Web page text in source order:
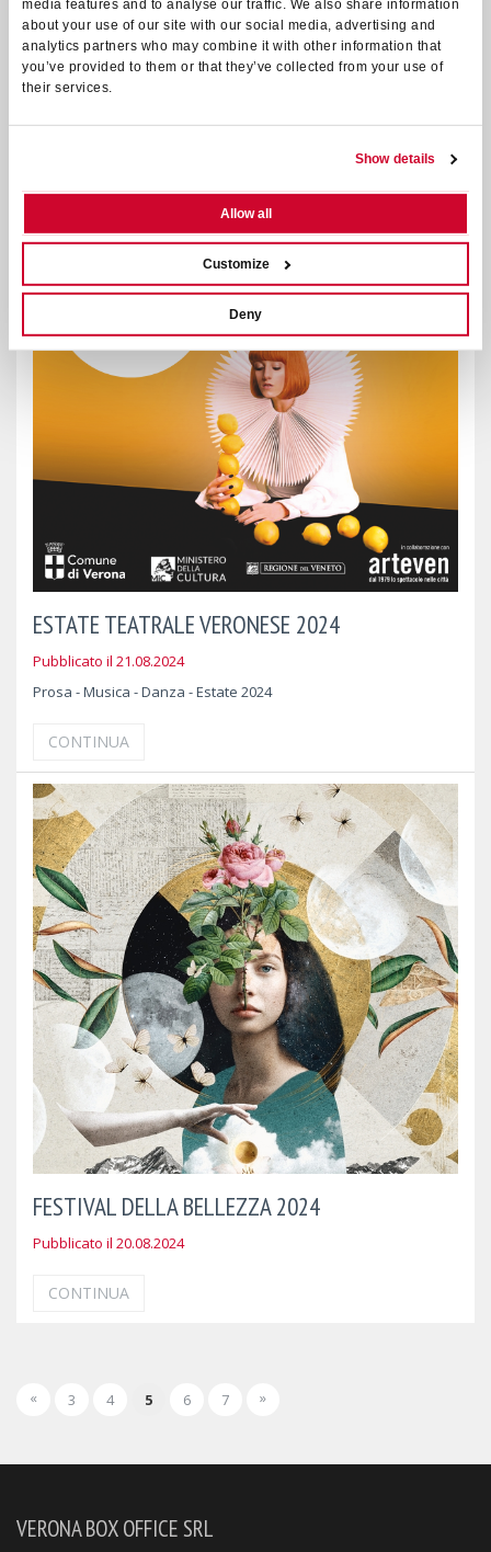
media features and to analyse our traffic. We also share information
about your use of our site with our social media, advertising and
analytics partners who may combine it with other information that
you’ve provided to them or that they’ve collected from your use of
their services.
Show details
Allow all
Customize
Deny
LA CITTA' AL CONCERTO 2024
Pubblicato il 23.08.2024
ESTATE TEATRALE VERONESE 2024
Pubblicato il 21.08.2024
Prosa - Musica - Danza - Estate 2024
CONTINUA
FESTIVAL DELLA BELLEZZA 2024
Pubblicato il 20.08.2024
CONTINUA
« 3 4 5 6 7 »
VERONA BOX OFFICE SRL